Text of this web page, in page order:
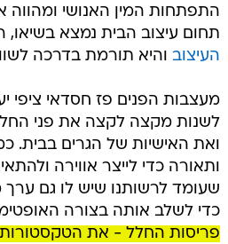
תחום עיצוב הבית נמצא בשיאו,
העיצוב והיא תורמת בדרכה
מעצבות הפנים פז חסדאי ציפי
לשנות מקצה לקצה את פני
ואת האישיות של הגרים בבית.
ותאורה כדי לייצר אווירה
שעומד לרשותנו שיש לו גם
כדי לשלב אותה בצורה
פריסות החלל - את הטקסטורות